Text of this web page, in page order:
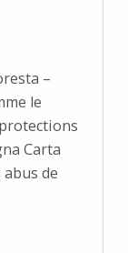
–
le
Carta
de